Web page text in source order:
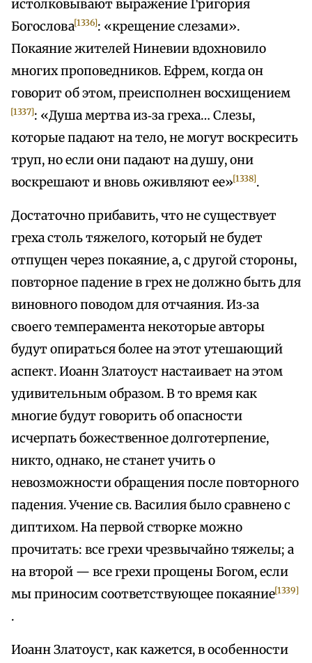
истолковывают выражение Григория
Богослова[1336]: «крещение слезами».
Покаяние жителей Ниневии вдохновило
многих проповедников. Ефрем, когда он
говорит об этом, преисполнен восхищением
[1337]: «Душа мертва из‑за греха… Слезы,
которые падают на тело, не могут воскресить
труп, но если они падают на душу, они
воскрешают и вновь оживляют ее»[1338].
Достаточно прибавить, что не существует
греха столь тяжелого, который не будет
отпущен через покаяние, а, с другой стороны,
повторное падение в грех не должно быть для
виновного поводом для отчаяния. Из‑за
своего темперамента некоторые авторы
будут опираться более на этот утешающий
аспект. Иоанн Златоуст настаивает на этом
удивительным образом. В то время как
многие будут говорить об опасности
исчерпать божественное долготерпение,
никто, однако, не станет учить о
невозможности обращения после повторного
падения. Учение св. Василия было сравнено с
диптихом. На первой створке можно
прочитать: все грехи чрезвычайно тяжелы; а
на второй — все грехи прощены Богом, если
мы приносим соответствующее покаяние[1339]
.
Иоанн Златоуст, как кажется, в особенности